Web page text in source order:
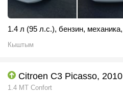
1.4 л (95 л.с.), бензин, механика,
Кыштым
Citroen C3 Picasso, 2010
1.4 MT Confort